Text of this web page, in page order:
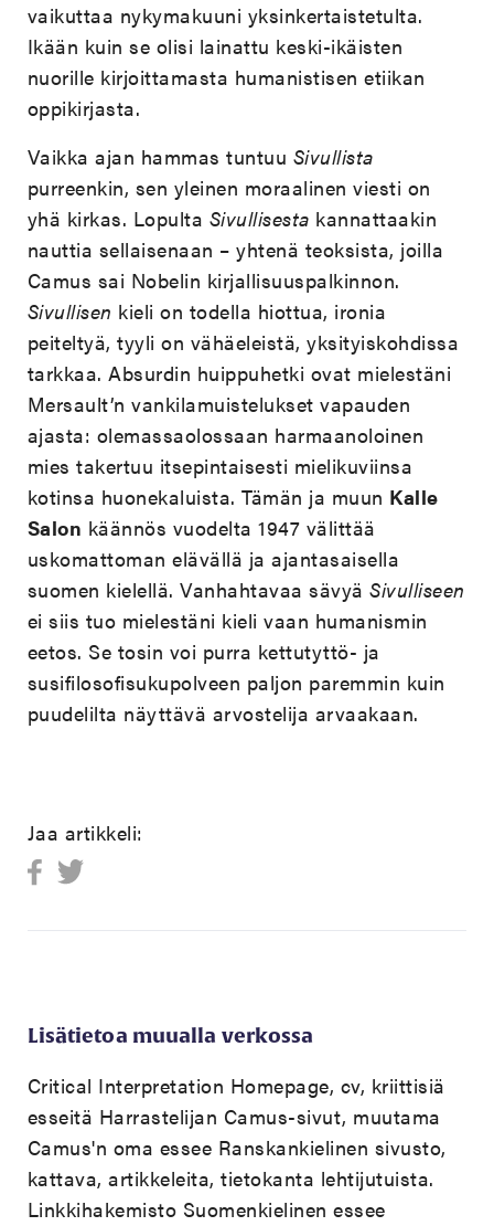
vaikuttaa nykymakuuni yksinkertaistetulta.
Ikään kuin se olisi lainattu keski-ikäisten
nuorille kirjoittamasta humanistisen etiikan
oppikirjasta.
Vaikka ajan hammas tuntuu Sivullista
purreenkin, sen yleinen moraalinen viesti on
yhä kirkas. Lopulta Sivullisesta kannattaakin
nauttia sellaisenaan – yhtenä teoksista, joilla
Camus sai Nobelin kirjallisuuspalkinnon.
Sivullisen kieli on todella hiottua, ironia
peiteltyä, tyyli on vähäeleistä, yksityiskohdissa
tarkkaa. Absurdin huippuhetki ovat mielestäni
Mersault’n vankilamuistelukset vapauden
ajasta: olemassaolossaan harmaanoloinen
mies takertuu itsepintaisesti mielikuviinsa
kotinsa huonekaluista. Tämän ja muun Kalle
Salon käännös vuodelta 1947 välittää
uskomattoman elävällä ja ajantasaisella
suomen kielellä. Vanhahtavaa sävyäSivulliseen
ei siis tuo mielestäni kieli vaan humanismin
eetos. Se tosin voi purra kettutyttö- ja
susifilosofisukupolveen paljon paremmin kuin
puudelilta näyttävä arvostelija arvaakaan.
Jaa artikkeli:
Lisätietoa muualla verkossa
Critical Interpretation Homepage, cv, kriittisiä
esseitä Harrastelijan Camus-sivut, muutama
Camus'n oma essee Ranskankielinen sivusto,
kattava, artikkeleita, tietokanta lehtijutuista.
Linkkihakemisto Suomenkielinen essee